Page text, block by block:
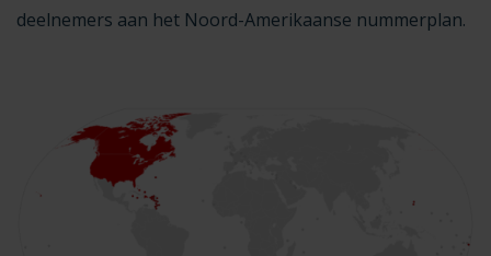
deelnemers aan het Noord-Amerikaanse nummerplan.